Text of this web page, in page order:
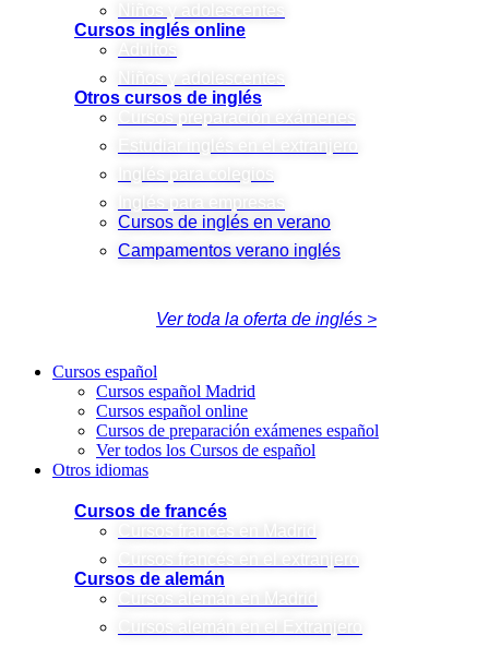
Niños y adolescentes
Cursos inglés online
Adultos
Niños y adolescentes
Otros cursos de inglés
Cursos preparación exámenes
Estudiar inglés en el extranjero
Inglés para colegios
Inglés para empresas
Cursos de inglés en verano
Campamentos verano inglés
Ver toda la oferta de inglés >
Cursos español
Cursos español Madrid
Cursos español online
Cursos de preparación exámenes español
Ver todos los Cursos de español
Otros idiomas
Cursos de francés
Cursos francés en Madrid
Cursos de alemán
Cursos alemán en Madrid
Cursos alemán en el Extranjero